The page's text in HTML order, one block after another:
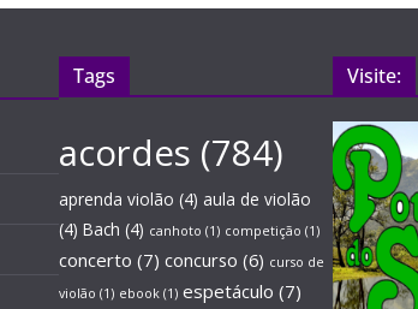
Tags
acordes (784)
aprenda violão (4) aula de violão
(4) Bach (4) canhoto (1) competição (1)
concerto (7) concurso (6) curso de
violão (1) ebook (1) espetáculo (7)
Visite: